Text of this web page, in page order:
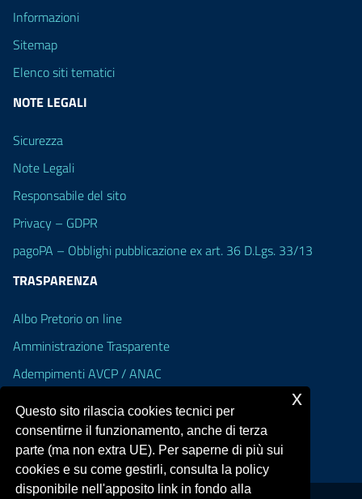
Informazioni
Sitemap
Elenco siti tematici
NOTE LEGALI
Sicurezza
Note Legali
Responsabile del sito
Privacy – GDPR
pagoPA – Obblighi pubblicazione ex art. 36 D.Lgs. 33/13
TRASPARENZA
Albo Pretorio on line
Amministrazione Trasparente
Adempimenti AVCP / ANAC
Dichiarazione di accessibilità
Questo sito rilascia cookies tecnici per
consentirne il funzionamento, anche di terza
parte (ma non extra UE). Per saperne di più sui
cookies e su come gestirli, consulta la policy
disponibile nell'apposito link in fondo alla
x